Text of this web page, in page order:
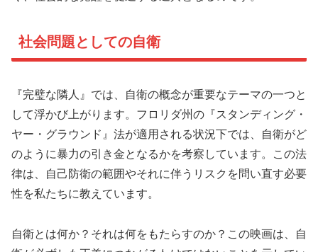
社会問題としての自衛
『完璧な隣人』では、自衛の概念が重要なテーマの一つと
して浮かび上がります。フロリダ州の『スタンディング・
ヤー・グラウンド』法が適用される状況下では、自衛がど
のように暴力の引き金となるかを考察しています。この法
律は、自己防衛の範囲やそれに伴うリスクを問い直す必要
性を私たちに教えています。
自衛とは何か？それは何をもたらすのか？この映画は、自